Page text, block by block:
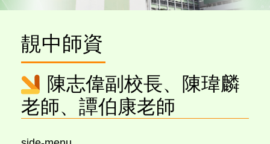
靚中師資
陳志偉副校長、陳瑋麟
老師、譚伯康老師